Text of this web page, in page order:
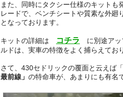
また、同時にタクシー仕様のキットも
レードで、ベンチシートや質素な外廻
となっております。
キットの詳細は コチラ
に別途アッ
ルドは、実車の特徴をよく捕らえてお
さて、430セドリックの覆面と云えば
最前線」 の特命車が、あまりにも有名